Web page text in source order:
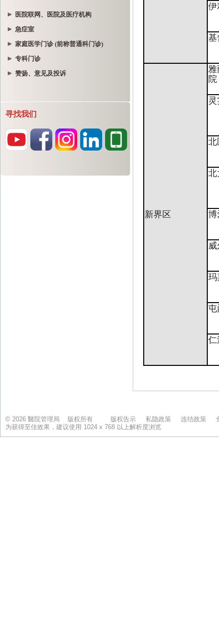
医院联网、医院及医疗机构
急症室
家庭医学门诊 (前称普通科门诊)
专科门诊
赞扬、意见及投诉
寻找我们
© 2026 醫院管理局 版权所有 版权告示 私隐政策 连结政策
为获得至佳效果，建议使用 1024 x 768 以上解析度浏览